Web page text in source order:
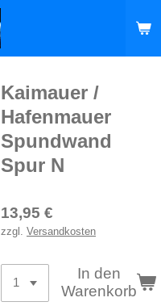
Kaimauer /
Hafenmauer
Spundwand
Spur N
13,95 €
zzgl. Versandkosten
In den
Warenkorb